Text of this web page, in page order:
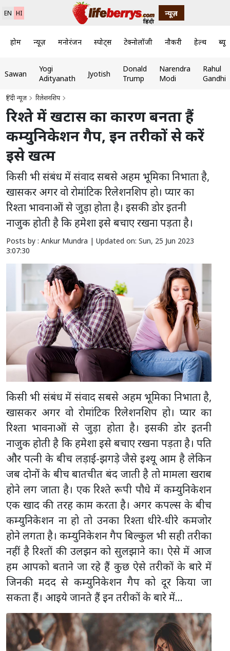
EN HI न्यूज़
होम न्यूज़ मनोरंजन स्पोर्ट्स टेक्नोलॉजी नौकरी हेल्थ
Sawan
Yogi
Adityanath
Jyotish
Donald
Trump
Narendra
Modi
Rahul
Gandhi
हिंदी न्यूज़ रिलेशनशिप
रिश्ते में खटास का कारण बनता हैं
कम्युनिकेशन गैप, इन तरीकों से करें
इसे खत्म
किसी भी संबंध में संवाद सबसे अहम भूमिका निभाता है,
खासकर अगर वो रोमांटिक रिलेशनशिप हो। प्यार का
रिश्ता भावनाओं से जुड़ा होता है। इसकी डोर इतनी
नाजुक होती है कि हमेशा इसे बचाए रखना पड़ता है।
Posts by : Ankur Mundra | Updated on: Sun, 25 Jun 2023
3:07:30
किसी भी संबंध में संवाद सबसे अहम भूमिका निभाता है,
खासकर अगर वो रोमांटिक रिलेशनशिप हो। प्यार का
रिश्ता भावनाओं से जुड़ा होता है। इसकी डोर इतनी
नाजुक होती है कि हमेशा इसे बचाए रखना पड़ता है। पति
और पत्नी के बीच लड़ाई-झगड़े जैसे इश्यू आम है लेकिन
जब दोनों के बीच बातचीत बंद जाती है तो मामला खराब
होने लग जाता है। एक रिश्ते रूपी पौधे में कम्युनिकेशन
एक खाद की तरह काम करता है। अगर कपल्स के बीच
कम्युनिकेशन ना हो तो उनका रिश्ता धीरे-धीरे कमजोर
होने लगता है। कम्युनिकेशन गैप बिल्कुल भी सही तरीका
नहीं है रिश्तों की उलझन को सुलझाने का। ऐसे में आज
हम आपको बताने जा रहे हैं कुछ ऐसे तरीकों के बारे में
जिनकी मदद से कम्युनिकेशन गैप को दूर किया जा
सकता हैं। आइये जानते हैं इन तरीकों के बारे में...